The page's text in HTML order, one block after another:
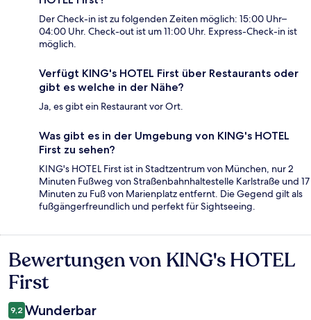
Der Check-in ist zu folgenden Zeiten möglich: 15:00 Uhr–
04:00 Uhr. Check-out ist um 11:00 Uhr. Express-Check-in ist
möglich.
Verfügt KING's HOTEL First über Restaurants oder
gibt es welche in der Nähe?
Ja, es gibt ein Restaurant vor Ort.
Was gibt es in der Umgebung von KING's HOTEL
First zu sehen?
KING's HOTEL First ist in Stadtzentrum von München, nur 2
Minuten Fußweg von Straßenbahnhaltestelle Karlstraße und 17
Minuten zu Fuß von Marienplatz entfernt. Die Gegend gilt als
fußgängerfreundlich und perfekt für Sightseeing.
Bewertungen
Bewertungen von KING's HOTEL
First
9,2 Wunderbar